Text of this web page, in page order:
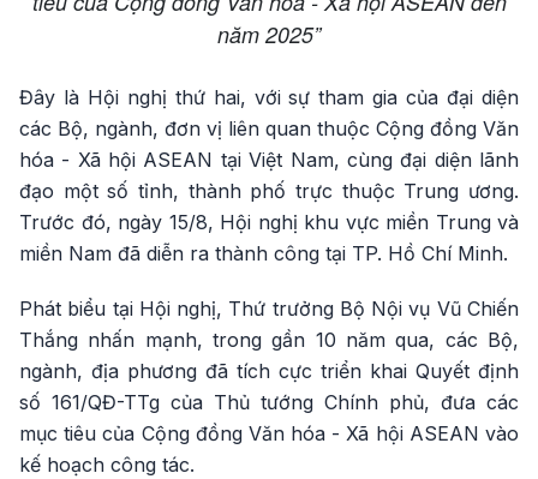
năm 2025”
Đây là Hội nghị thứ hai, với sự tham gia của đại diện
các Bộ, ngành, đơn vị liên quan thuộc Cộng đồng Văn
hóa - Xã hội ASEAN tại Việt Nam, cùng đại diện lãnh
đạo một số tỉnh, thành phố trực thuộc Trung ương.
Trước đó, ngày 15/8, Hội nghị khu vực miền Trung và
miền Nam đã diễn ra thành công tại TP. Hồ Chí Minh.
Phát biểu tại Hội nghị, Thứ trưởng Bộ Nội vụ Vũ Chiến
Thắng nhấn mạnh, trong gần 10 năm qua, các Bộ,
ngành, địa phương đã tích cực triển khai Quyết định
số 161/QĐ-TTg của Thủ tướng Chính phủ, đưa các
mục tiêu của Cộng đồng Văn hóa - Xã hội ASEAN vào
kế hoạch công tác.